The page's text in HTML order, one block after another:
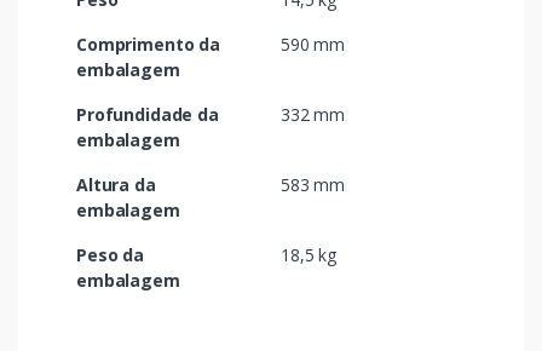
Comprimento da
embalagem
590 mm
Profundidade da
embalagem
332 mm
Altura da
embalagem
583 mm
Peso da
embalagem
18,5 kg